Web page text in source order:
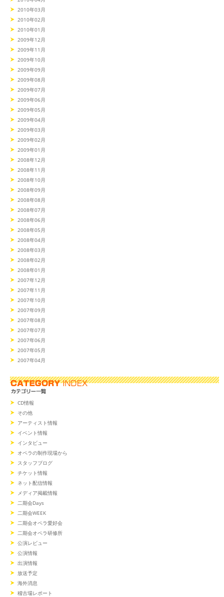
2010年03月
2010年02月
2010年01月
2009年12月
2009年11月
2009年10月
2009年09月
2009年08月
2009年07月
2009年06月
2009年05月
2009年04月
2009年03月
2009年02月
2009年01月
2008年12月
2008年11月
2008年10月
2008年09月
2008年08月
2008年07月
2008年06月
2008年05月
2008年04月
2008年03月
2008年02月
2008年01月
2007年12月
2007年11月
2007年10月
2007年09月
2007年08月
2007年07月
2007年06月
2007年05月
2007年04月
CD情報
その他
アーティスト情報
イベント情報
インタビュー
オペラの制作現場から
スタッフブログ
チケット情報
ネット配信情報
メディア掲載情報
二期会Days
二期会WEEK
二期会オペラ愛好会
二期会オペラ研修所
公演レビュー
公演情報
出演情報
放送予定
海外消息
稽古場レポート